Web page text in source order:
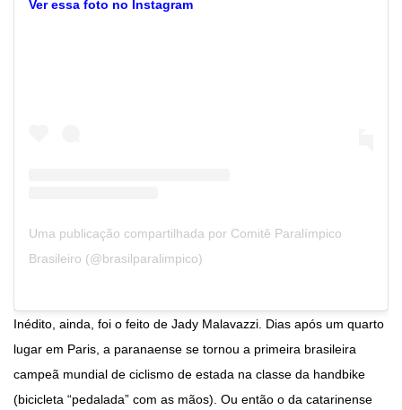
Ver essa foto no Instagram
Uma publicação compartilhada por Comitê Paralímpico
Brasileiro (@brasilparalimpico)
Inédito, ainda, foi o feito de Jady Malavazzi. Dias após um quarto
lugar em Paris, a paranaense se tornou a primeira brasileira
campeã mundial de ciclismo de estada na classe da handbike
(bicicleta “pedalada” com as mãos). Ou então o da catarinense